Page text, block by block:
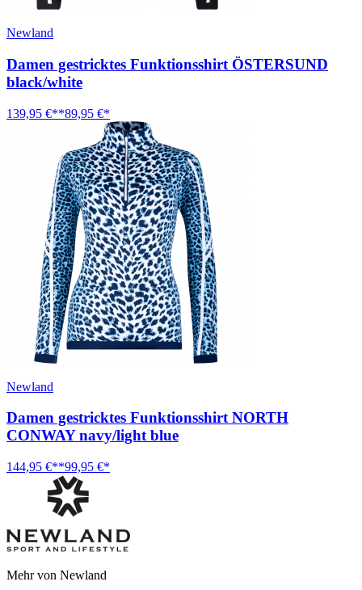
Newland
Damen gestricktes Funktionsshirt ÖSTERSUND
black/white
139,95 €**89,95 €*
Newland
Damen gestricktes Funktionsshirt NORTH
CONWAY navy/light blue
144,95 €**99,95 €*
Mehr von Newland